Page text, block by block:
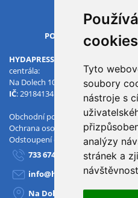
cookies
Tyto
soubory
nástroje s
analýzy
stránek a
PO-PÁ
HYDAPRESS CZ s.r.o.
centrála:
Na Dolech 109 586 01 Jihlava
IČ: 29184134 : CZ29184134
Obchodní podmínky
Ochrana osobních údajů
Odstoupení od smlouvy
733 674 293
info@hydapress.cz
Na Dolech 109, Jihlava